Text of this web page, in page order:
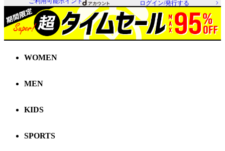
ログイン/発行する
WOMEN
MEN
KIDS
SPORTS